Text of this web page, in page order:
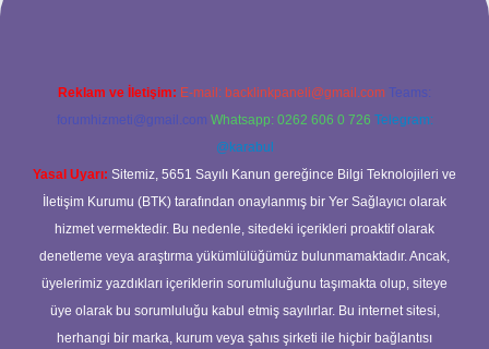
Reklam ve İletişim: E-mail: backlinkpaneli@gmail.com Teams:
forumhizmeti@gmail.com Whatsapp: 0262 606 0 726 Telegram:
@karabul
Yasal Uyarı: Sitemiz, 5651 Sayılı Kanun gereğince Bilgi Teknolojileri ve
İletişim Kurumu (BTK) tarafından onaylanmış bir Yer Sağlayıcı olarak
hizmet vermektedir. Bu nedenle, sitedeki içerikleri proaktif olarak
denetleme veya araştırma yükümlülüğümüz bulunmamaktadır. Ancak,
üyelerimiz yazdıkları içeriklerin sorumluluğunu taşımakta olup, siteye
üye olarak bu sorumluluğu kabul etmiş sayılırlar. Bu internet sitesi,
herhangi bir marka, kurum veya şahıs şirketi ile hiçbir bağlantısı